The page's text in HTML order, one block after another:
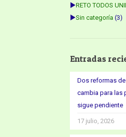
►RETO TODOS
►Sin categoría (3)
Entradas
Dos reformas
cambia para las
sigue pendiente
17 julio, 2026